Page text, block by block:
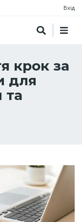
Вхід
крок за
для
та